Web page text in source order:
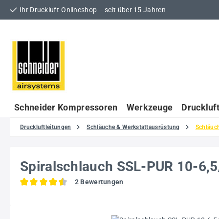
Hauptinhalt springen
Zur Suche springen
Zur Hauptnavigation springen
Ihr Druckluft-Onlineshop – seit über 15 Jahren
Schneider Kompressoren Werkzeuge
Druckluftleitungen Schläuche & Werkstattausrüstung
Spiralschlauch SSL-PUR 10-
2 Bewertungen